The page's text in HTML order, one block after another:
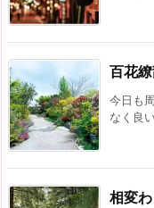
百花
今日も
なく良
相変